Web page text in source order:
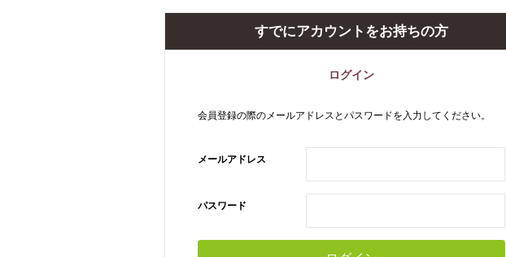
すでにアカウントをお持ちの方
ログイン
会員登録の際のメールアドレスとパスワードを入力してください。
メールアドレス
パスワード